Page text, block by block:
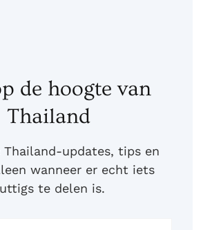
de hoogte van
Thailand
Thailand-updates, tips en
wanneer er echt iets
te delen is.